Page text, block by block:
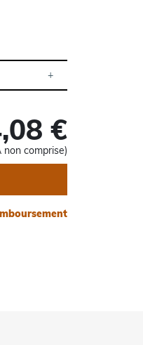
€
non comprise)